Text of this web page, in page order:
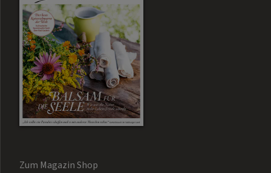
Zum Magazin Shop